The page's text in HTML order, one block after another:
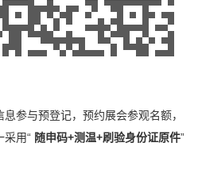
参与预登记，预约展会参观名额，
采用“ 随申码+测温+刷验身份证原件”